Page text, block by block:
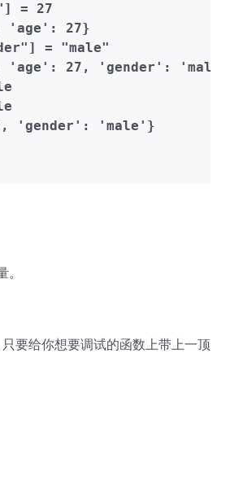
= 27
'age': 27}
= "male"
'age': 27, 'gender': 'male'}
'gender': 'male'}
要给你想要调试的函数上带上一顶